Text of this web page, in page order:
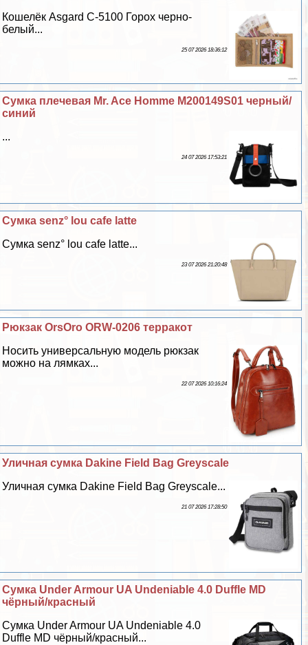
Кошелёк Asgard С-5100 Горох черно-
белый...
25 07 2026 18:36:12
Сумка плечевая Mr. Ace Homme M200149S01 черный/
синий
...
24 07 2026 17:53:21
Сумка senz° lou cafe latte
Сумка senz° lou cafe latte...
23 07 2026 21:20:48
Рюкзак OrsOro ORW-0206 терpaкот
Носить универсальную модель рюкзак
можно на лямках...
22 07 2026 10:16:24
Уличная сумка Dakine Field Bag Greyscale
Уличная сумка Dakine Field Bag Greyscale...
21 07 2026 17:28:50
Сумка Under Armour UA Undeniable 4.0 Duffle MD
чёрный/красный
Сумка Under Armour UA Undeniable 4.0
Duffle MD чёрный/красный...